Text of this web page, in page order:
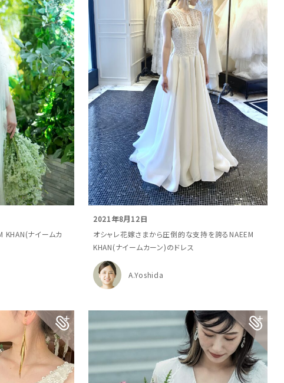
KHAN(ナイームカ
2021年8月12日
オシャレ花嫁さまから圧倒的な支持を誇るNAEEM
KHAN(ナイームカーン)のドレス
A.Yoshida